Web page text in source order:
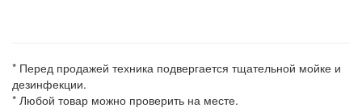
* Перед продажей техника подвергается тщательной мойке и
дезинфекции.
* Любой товар можно проверить на месте.